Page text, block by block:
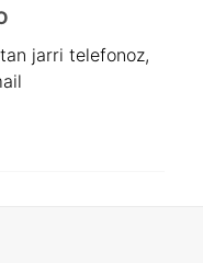
jarri telefonoz,